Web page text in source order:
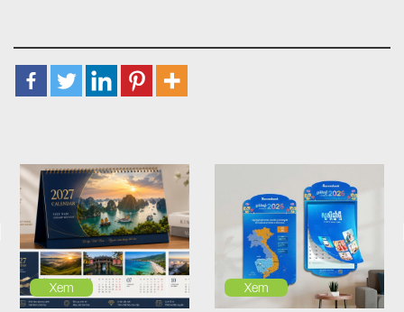
Xem Xem